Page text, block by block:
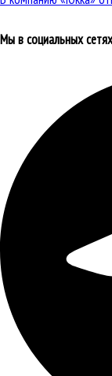
Мы в социальных